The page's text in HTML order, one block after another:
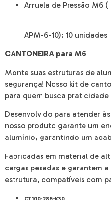
Arruela de Pressão M6 (
APM-6-10): 10 unidades
CANTONEIRA para M6
Monte suas estruturas de
segurança! Nosso kit de
para quem busca
Desenvolvido para atender
nosso produto garante um
alumínio, garantindo um
Fabricadas em material de
cargas pesadas e garantem
estrutura, compatíveis com